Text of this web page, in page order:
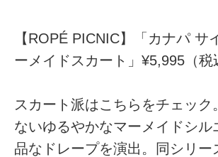
【ROPÉ PICNIC】「カナパ サ
ーメイドスカート」¥5,995（税
スカート派はこちらをチェック
ないゆるやかなマーメイドシル
品なドレープを演出。同シリー